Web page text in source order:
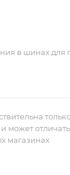
в шинах для
может
магазинах